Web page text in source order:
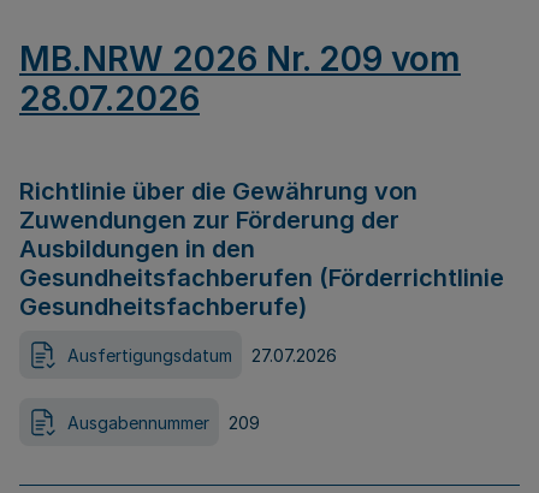
MB.NRW 2026 Nr. 209 vom
28.07.2026
Richtlinie über die Gewährung von
Zuwendungen zur Förderung der
Ausbildungen in den
Gesundheitsfachberufen (Förderrichtlinie
Gesundheitsfachberufe)
Ausfertigungsdatum 27.07.2026
Ausgabennummer 209